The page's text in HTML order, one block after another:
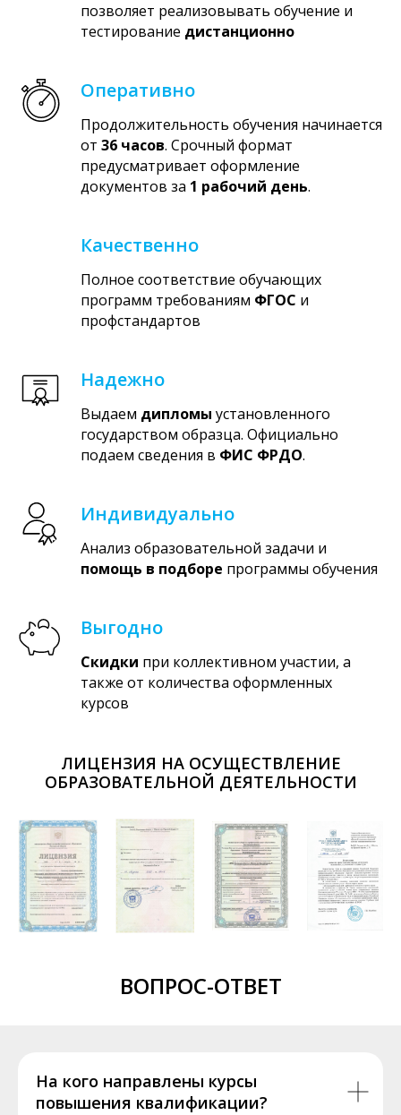
позволяет реализовывать обучение и
тестирование дистанционно
Оперативно
Продолжительность обучения начинается
от 36 часов. Срочный формат
предусматривает оформление
документов за 1 рабочий день.
Качественно
Полное соответствие обучающих
программ требованиям ФГОС и
профстандартов
Надежно
Выдаем дипломы установленного
государством образца. Официально
подаем сведения в ФИС ФРДО.
Индивидуально
Анализ образовательной задачи и
помощь в подборе программы обучения
Выгодно
Скидки при коллективном участии, а
также от количества оформленных
курсов
ЛИЦЕНЗИЯ НА ОСУЩЕСТВЛЕНИЕ
ОБРАЗОВАТЕЛЬНОЙ ДЕЯТЕЛЬНОСТИ
ВОПРОС-ОТВЕТ
На кого направлены курсы
повышения квалификации?